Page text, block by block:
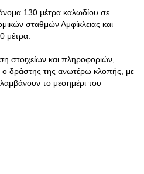
130 μέτρα καλωδίου σε
σταθμών Αμφίκλειας και
μέτρα.
στοιχείων και πληροφοριών,
ο δράστης της ανωτέρω κλοπής, με
το μεσημέρι του